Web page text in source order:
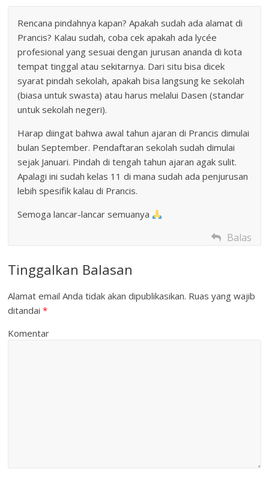
Rencana pindahnya kapan? Apakah sudah ada alamat di
Prancis? Kalau sudah, coba cek apakah ada lycée
profesional yang sesuai dengan jurusan ananda di kota
tempat tinggal atau sekitarnya. Dari situ bisa dicek
syarat pindah sekolah, apakah bisa langsung ke sekolah
(biasa untuk swasta) atau harus melalui Dasen (standar
untuk sekolah negeri).
Harap diingat bahwa awal tahun ajaran di Prancis dimulai
bulan September. Pendaftaran sekolah sudah dimulai
sejak Januari. Pindah di tengah tahun ajaran agak sulit.
Apalagi ini sudah kelas 11 di mana sudah ada penjurusan
lebih spesifik kalau di Prancis.
Semoga lancar-lancar semuanya
Balas
Tinggalkan Balasan
Alamat email Anda tidak akan dipublikasikan. Ruas yang wajib
ditandai*
Komentar